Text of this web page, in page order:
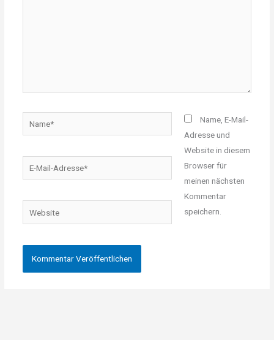
Mail-
Website
Name, E-Mail-
Adresse und
Website in diesem
Browser für
meinen nächsten
Kommentar
speichern.